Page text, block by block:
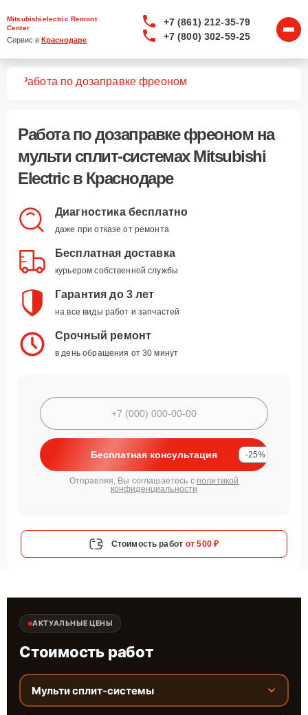
Mitsubishielectric Remont
Center
Сервис в Краснодаре
+7 (861) 212-35-79
+7 (800) 302-59-25
Работа по дозаправке фреоном
Работа по дозаправке фреоном на
мульти сплит-системах Mitsubishi
Electric в Краснодаре
Диагностика бесплатно
даже при отказе от ремонта
Бесплатная доставка
курьером собственной службы
Гарантия до 3 лет
на все виды работ и запчастей
Срочный ремонт
в день обращения от 30 минут
Бесплатная консультация -25%
Отправляя, Вы соглашаетесь с политикой
конфиденциальности
Стоимость работ от 500 ₽
АКТУАЛЬНЫЕ ЦЕНЫ
Стоимость работ
Мульти сплит-системы